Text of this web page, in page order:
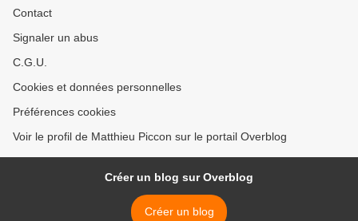
Contact
Signaler un abus
C.G.U.
Cookies et données personnelles
Préférences cookies
Voir le profil de Matthieu Piccon sur le portail Overblog
Créer un blog sur Overblog
Créer un blog